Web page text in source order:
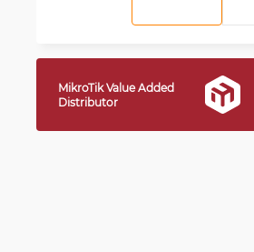
MikroTik Value Added
Distributor